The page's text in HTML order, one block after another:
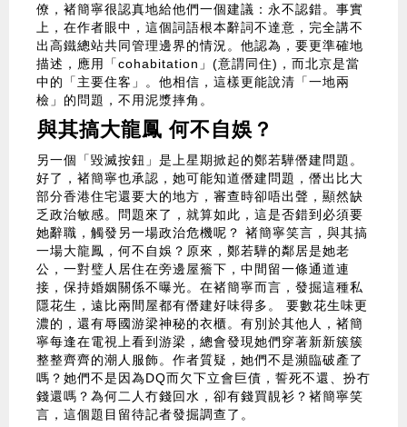
僚，褚簡寧很認真地給他們一個建議：永不認錯。事實
上，在作者眼中，這個詞語根本辭詞不達意，完全講不
出高鐵總站共同管理邊界的情況。他認為，要更準確地
描述，應用「cohabitation」(意謂同住)，而北京是當
中的「主要住客」。他相信，這樣更能說清「一地兩
檢」的問題，不用泥漿摔角。
與其搞大龍鳳 何不自娛？
另一個「毀滅按鈕」是上星期掀起的鄭若驊僭建問題。
好了，褚簡寧也承認，她可能知道僭建問題，僭出比大
部分香港住宅還要大的地方，審查時卻唔出聲，顯然缺
乏政治敏感。問題來了，就算如此，這是否錯到必須要
她辭職，觸發另一場政治危機呢？ 褚簡寧笑言，與其搞
一場大龍鳳，何不自娛？原來，鄭若驊的鄰居是她老
公，一對璧人居住在旁邊屋簷下，中間留一條通道連
接，保持婚姻關係不曝光。在褚簡寧而言，發掘這種私
隱花生，遠比兩間屋都有僭建好味得多。 要數花生味更
濃的，還有辱國游梁神秘的衣櫃。有別於其他人，褚簡
寧每逢在電視上看到游梁，總會發現她們穿著新新簇簇
整整齊齊的潮人服飾。作者質疑，她們不是瀕臨破產了
嗎？她們不是因為DQ而欠下立會巨債，誓死不還、扮冇
錢還嗎？為何二人冇錢回水，卻有錢買靚衫？褚簡寧笑
言，這個題目留待記者發掘調查了。